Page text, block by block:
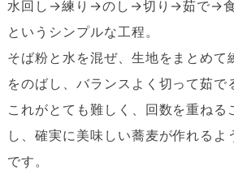
水回し→練り→のし→切り→茹で→食
というシンプルな工程。
そば粉と水を混ぜ、生地をまとめて
をのばし、バランスよく切って茹で
これがとても難しく、回数を重ねる
し、確実に美味しい蕎麦が作れるよ
です。